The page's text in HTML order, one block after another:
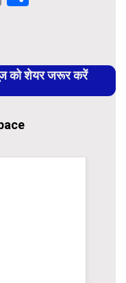
को शेयर जरूर करें